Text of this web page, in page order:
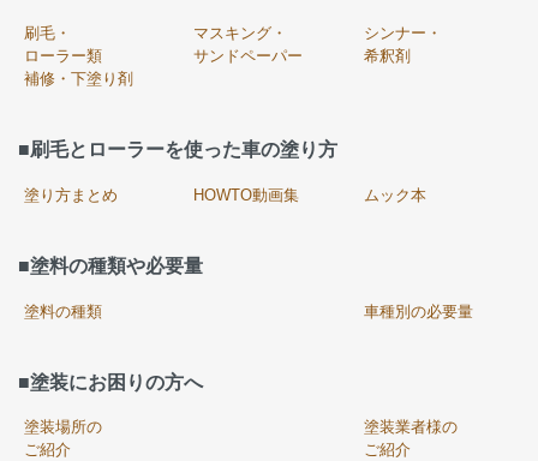
刷毛・
ローラー類
マスキング・
サンドペーパー
シンナー・
希釈剤
補修・下塗り剤
■刷毛とローラーを使った車の塗り方
塗り方まとめ HOWTO動画集 ムック本
■塗料の種類や必要量
塗料の種類 車種別の必要量
■塗装にお困りの方へ
塗装場所の
ご紹介
塗装業者様の
ご紹介